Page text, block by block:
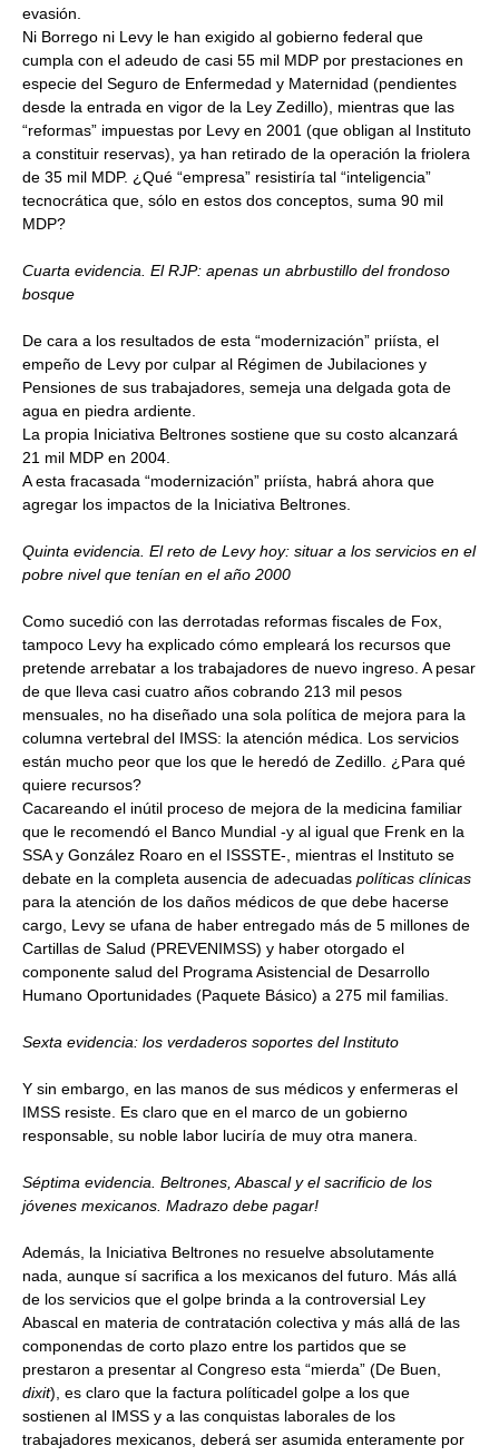
evasión.
Ni Borrego ni Levy le han exigido al gobierno federal que
cumpla con el adeudo de casi 55 mil MDP por prestaciones en
especie del Seguro de Enfermedad y Maternidad (pendientes
desde la entrada en vigor de la Ley Zedillo), mientras que las
“reformas” impuestas por Levy en 2001 (que obligan al Instituto
a constituir reservas), ya han retirado de la operación la friolera
de 35 mil MDP. ¿Qué “empresa” resistiría tal “inteligencia”
tecnocrática que, sólo en estos dos conceptos, suma 90 mil
MDP?
Cuarta evidencia. El RJP: apenas un abrbustillo del frondoso
bosque
De cara a los resultados de esta “modernización” priísta, el
empeño de Levy por culpar al Régimen de Jubilaciones y
Pensiones de sus trabajadores, semeja una delgada gota de
agua en piedra ardiente.
La propia Iniciativa Beltrones sostiene que su costo alcanzará
21 mil MDP en 2004.
A esta fracasada “modernización” priísta, habrá ahora que
agregar los impactos de la Iniciativa Beltrones.
Quinta evidencia. El reto de Levy hoy: situar a los servicios en el
pobre nivel que tenían en el año 2000
Como sucedió con las derrotadas reformas fiscales de Fox,
tampoco Levy ha explicado cómo empleará los recursos que
pretende arrebatar a los trabajadores de nuevo ingreso. A pesar
de que lleva casi cuatro años cobrando 213 mil pesos
mensuales, no ha diseñado una sola política de mejora para la
columna vertebral del IMSS: la atención médica. Los servicios
están mucho peor que los que le heredó de Zedillo. ¿Para qué
quiere recursos?
Cacareando el inútil proceso de mejora de la medicina familiar
que le recomendó el Banco Mundial -y al igual que Frenk en la
SSA y González Roaro en el ISSSTE-, mientras el Instituto se
debate en la completa ausencia de adecuadas políticas clínicas
para la atención de los daños médicos de que debe hacerse
cargo, Levy se ufana de haber entregado más de 5 millones de
Cartillas de Salud (PREVENIMSS) y haber otorgado el
componente salud del Programa Asistencial de Desarrollo
Humano Oportunidades (Paquete Básico) a 275 mil familias.
Sexta evidencia: los verdaderos soportes del Instituto
Y sin embargo, en las manos de sus médicos y enfermeras el
IMSS resiste. Es claro que en el marco de un gobierno
responsable, su noble labor luciría de muy otra manera.
Séptima evidencia. Beltrones, Abascal y el sacrificio de los
jóvenes mexicanos. Madrazo debe pagar!
Además, la Iniciativa Beltrones no resuelve absolutamente
nada, aunque sí sacrifica a los mexicanos del futuro. Más allá
de los servicios que el golpe brinda a la controversial Ley
Abascal en materia de contratación colectiva y más allá de las
componendas de corto plazo entre los partidos que se
prestaron a presentar al Congreso esta “mierda” (De Buen,
dixit), es claro que la factura políticadel golpe a los que
sostienen al IMSS y a las conquistas laborales de los
trabajadores mexicanos, deberá ser asumida enteramente por